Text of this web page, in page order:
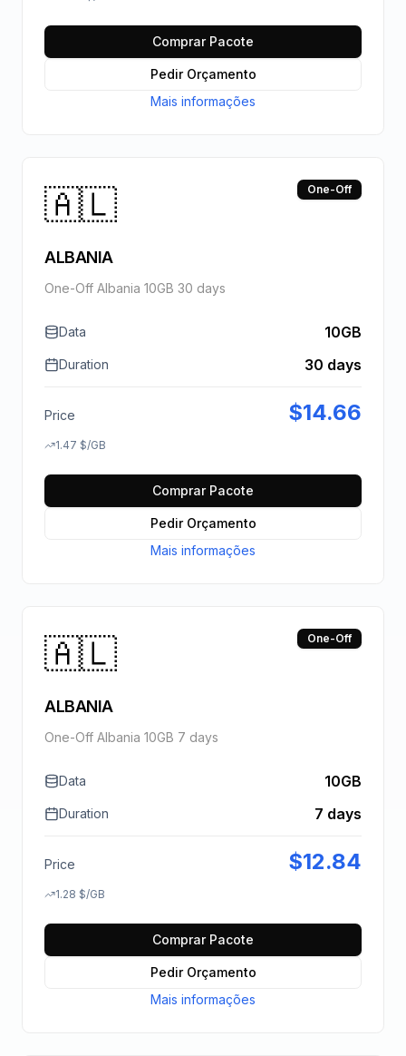
Comprar Pacote
Pedir Orçamento
Mais informações
🇦🇱 One-Off
ALBANIA
One-Off Albania 10GB 30 days
Data 10GB
Duration 30 days
Price $14.66
1.47 $/GB
Comprar Pacote
Pedir Orçamento
Mais informações
🇦🇱 One-Off
ALBANIA
One-Off Albania 10GB 7 days
Data 10GB
Duration 7 days
Price $12.84
1.28 $/GB
Comprar Pacote
Pedir Orçamento
Mais informações